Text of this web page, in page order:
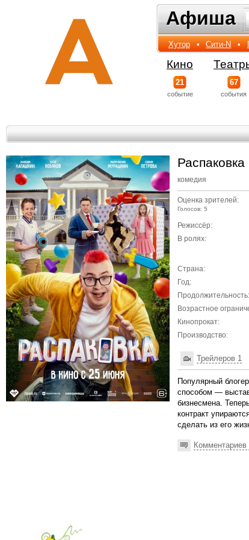
Афиша
Афиша
Хутор • Сити-N •
Кино
21
событиe
67
события
Распаковка
комедия
Оценка зрителей:
Голосов: 5
Режиссёр:
В ролях:
Страна:
Год:
Продолжительность:
Возрастное
Кинопрокат:
Производство:
Трейлеров 1
Популярный
способом —
бизнесмена.
контракт
сделать из его
Комментариев